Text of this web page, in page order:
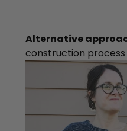
Alternative
construction process